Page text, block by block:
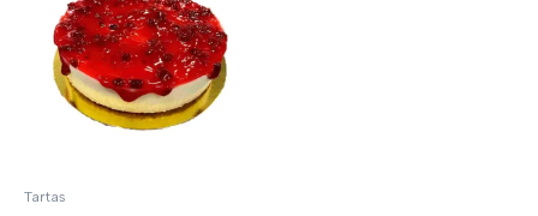
Tartas